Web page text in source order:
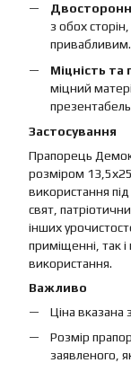
з обох
привабливим.
Міцність та
міцний
Застосування
Прапорець
розміром
використання
свят,
інших
приміщенні, так
використання.
Важливо
Ціна вказана
Розмір
заявленого,